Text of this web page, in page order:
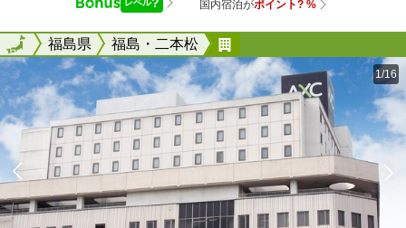
全国福島県 福島・二本松
全国
1/16